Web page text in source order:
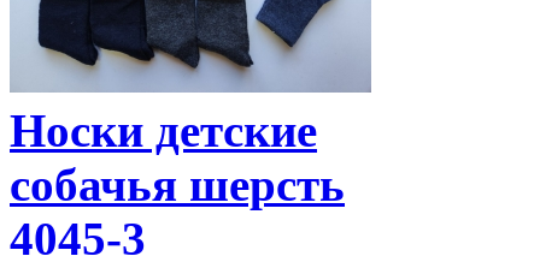
Носки детские
собачья шерсть
4045-3